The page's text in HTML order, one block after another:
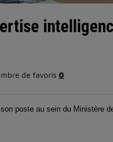
de favoris 0
poste au sein du Ministère